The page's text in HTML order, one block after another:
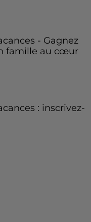
- Gagnez
famille au cœur
: inscrivez-